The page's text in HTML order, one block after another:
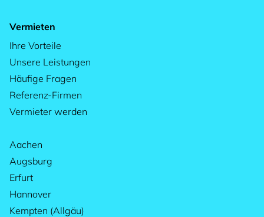
Vermieten
Ihre Vorteile
Unsere Leistungen
Häufige Fragen
Referenz-Firmen
Vermieter werden
Aachen
Augsburg
Erfurt
Hannover
Kempten (Allgäu)